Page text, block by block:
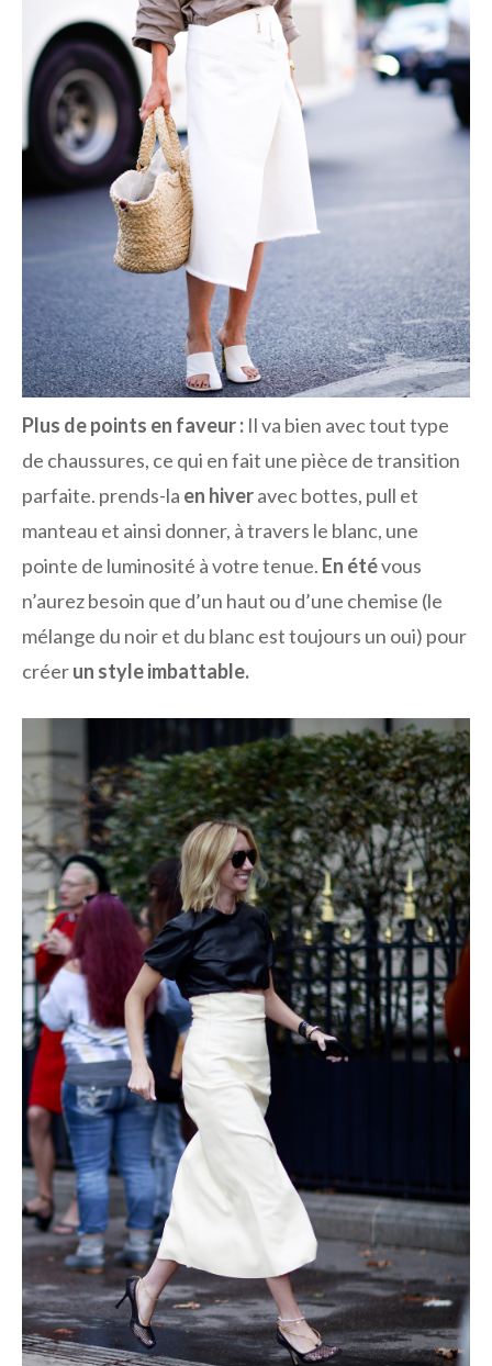
Plus de points en faveur : Il va bien avec tout type
de chaussures, ce qui en fait une pièce de transition
parfaite. prends-la en hiveravec bottes, pull et
manteau et ainsi donner, à travers le blanc, une
pointe de luminosité à votre tenue. En étévous
n’aurez besoin que d’un haut ou d’une chemise (le
mélange du noir et du blanc est toujours un oui) pour
créerun style imbattable.